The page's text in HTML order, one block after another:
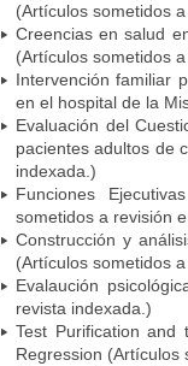
(Artículos sometidos
Creencias en salud
(Artículos sometidos
Intervención familiar
en el hospital de la
Evaluación del
pacientes adultos de
indexada.)
Funciones
sometidos a revisión
Construcción y
(Artículos sometidos
Evalaución
revista indexada.)
Test Purification and
Regression (Artículos